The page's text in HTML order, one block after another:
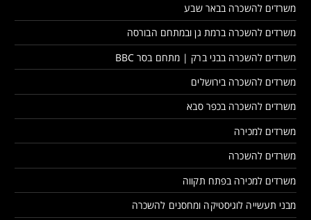
משרדים להשכרה בבאר שבע
משרדים להשכרה ברמת גן ובמתחם הבורסה
משרדים להשכרה בבני ברק | מתחם בסר BBC
משרדים להשכרה בירושלים
משרדים להשכרה בכפר סבא
משרדים למכירה
משרדים להשכרה
משרדים למכירה בפתח תקווה
מבני תעשייה לוגיסטיקה ומחסנים להשכרה